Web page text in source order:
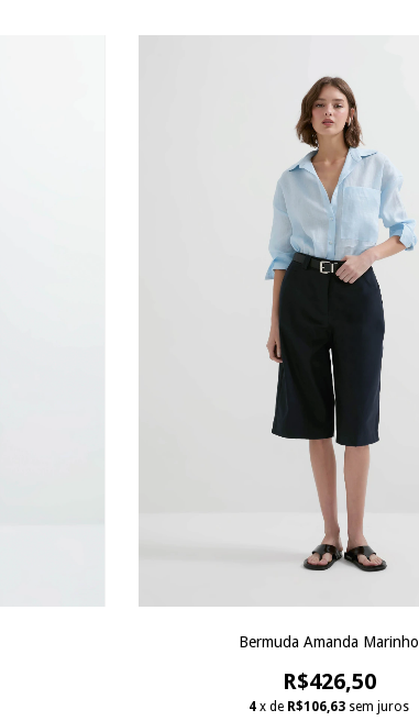
Bermuda Amanda Marinho
R$426,50
4 x de R$106,63 sem juros